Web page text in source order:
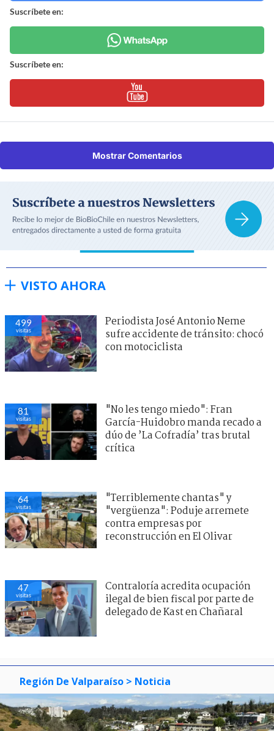
Suscríbete en:
Suscríbete en:
Mostrar Comentarios
VISTO AHORA
499
visitas
Periodista José Antonio Neme
sufre accidente de tránsito: chocó
con motociclista
81
visitas
"No les tengo miedo": Fran
García-Huidobro manda recado a
dúo de ’La Cofradía’ tras brutal
crítica
64
visitas
"Terriblemente chantas" y
"vergüenza": Poduje arremete
contra empresas por
reconstrucción en El Olivar
47
visitas
Contraloría acredita ocupación
ilegal de bien fiscal por parte de
delegado de Kast en Chañaral
Región De Valparaíso > Noticia